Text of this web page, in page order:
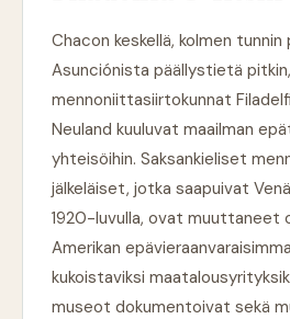
Chacon keskellä, kolmen tunnin
Asunciónista päällystietä pitkin,
mennoniittasiirtokunnat
Neuland kuuluvat maailman
yhteisöihin. Saksankieliset
jälkeläiset, jotka saapuivat
1920-luvulla, ovat muuttaneet
Amerikan
kukoistaviksi
museot dokumentoivat sekä